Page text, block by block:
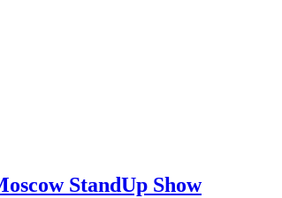
StandUp Show